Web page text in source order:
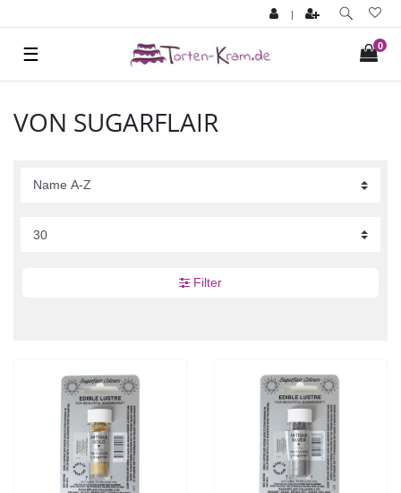
|
0
☰
VON SUGARFLAIR
Filter